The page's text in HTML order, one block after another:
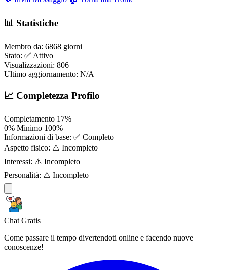
📊 Statistiche
Membro da: 6868 giorni
Stato: ✅ Attivo
Visualizzazioni: 806
Ultimo aggiornamento: N/A
📈 Completezza Profilo
Completamento 17%
0% Minimo 100%
Informazioni di base: ✅ Completo
Aspetto fisico: ⚠️ Incompleto
Interessi: ⚠️ Incompleto
Personalità: ⚠️ Incompleto
Chat Gratis
Come passare il tempo divertendoti online e facendo nuove
conoscenze!